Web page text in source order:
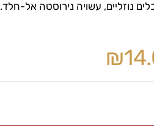
נוזליים, עשויה נירוסטה אל-חלד.
₪